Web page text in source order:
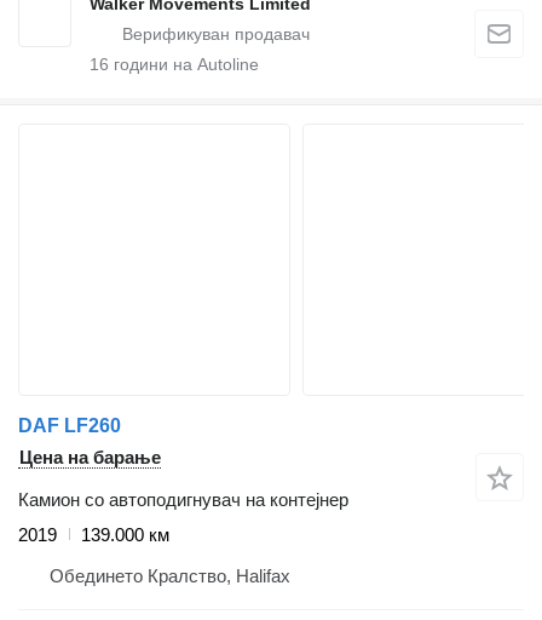
16 години на Autoline
DAF LF260
Цена на барање
Камион со автоподигнувач на контејнер
2019
139.000 км
Обединето Кралство, Halifax